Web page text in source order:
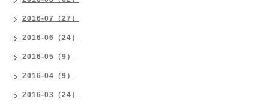
2016-07（27）
2016-06（24）
2016-05（9）
2016-04（9）
2016-03（24）